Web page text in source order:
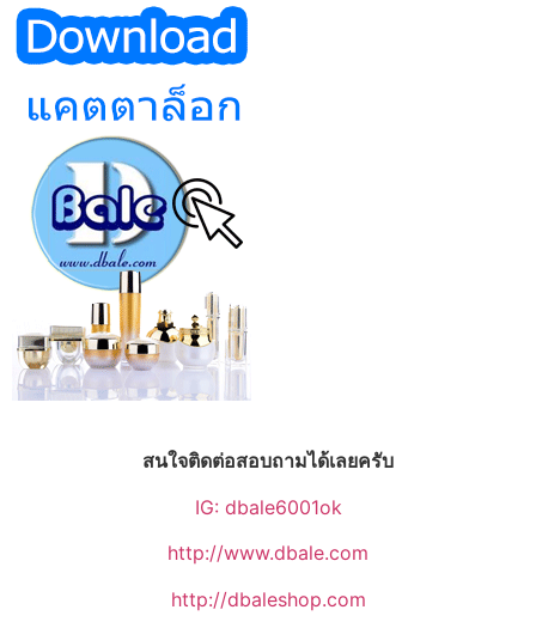
สนใจติดต่อสอบถามได้เลยครับ
IG: dbale6001ok
http://www.dbale.com
http://dbaleshop.com